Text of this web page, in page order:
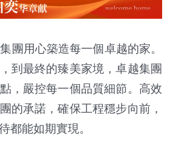
團用心築造每一個卓越的家。
到最終的臻美家境，卓越集團
，嚴控每一個品質細節。高效
的承諾，確保工程穩步向前，
都能如期實現。